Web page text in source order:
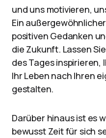
und uns motivieren,
Ein
positiven Gedanken
die Zukunft. Lassen
des Tages inspirieren,
Ihr Leben nach Ihren
gestalten.
Darüber hinaus ist es
bewusst Zeit für sich